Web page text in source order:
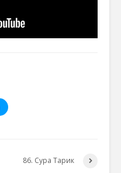
86. Сура Тарик